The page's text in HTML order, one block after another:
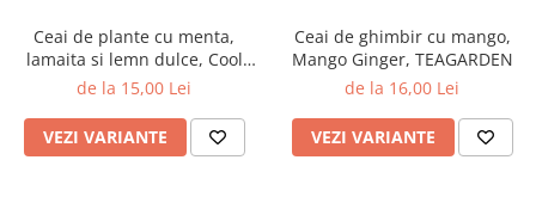
Ceai Negru
Ceai Verde
Ceai Rooibos
Ceaiuri de Craciun
Cafea
Lumanari parfumate
Difuzoare aromaterapie
Ceai de plante cu menta,
lamaita si lemn dulce, Cool
Mint, TEAGARDEN
de la 15,00 Lei
VEZI VARIANTE
Ceai de ghimbir cu mango,
Mango Ginger, TEAGARDEN
de la 16,00 Lei
VEZI VARIANTE